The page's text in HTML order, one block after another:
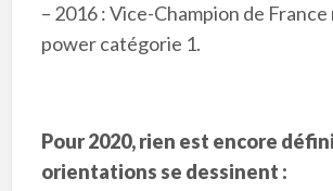
– 2016 : Vice-Champion de
power catégorie 1.
Pour 2020, rien est encore
orientations se dessinent :